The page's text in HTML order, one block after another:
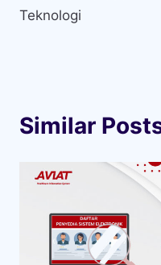
Teknologi
Similar